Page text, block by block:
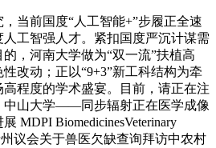
前国度“人工智能+”步履正全速
工智强人才。紧扣国度严沉计谋需
，河南大学做为“双一流”扶植高
改动；正以“9+3”新工科结构为牵
程度的学术盛宴。目前，请正在注
中山大学——同步辐射正在医学成像
MDPI BiomedicinesVeterinary
州议会关于兽医欠缺查询拜访中农村